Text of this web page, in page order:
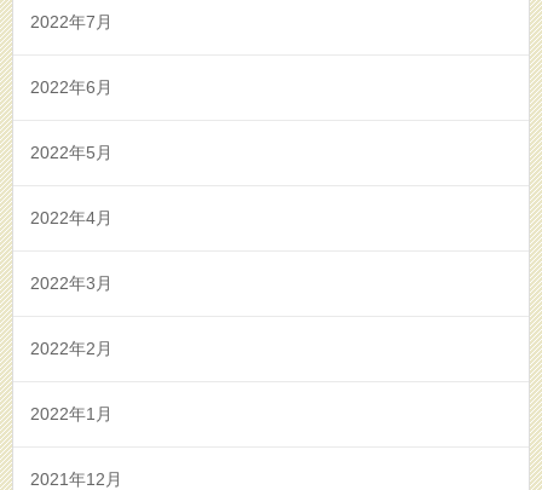
2022年7月
2022年6月
2022年5月
2022年4月
2022年3月
2022年2月
2022年1月
2021年12月